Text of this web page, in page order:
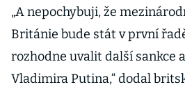
„A nepochybuji, že
Británie bude stát v první
rozhodne uvalit další sankce
Vladimira Putina,“ dodal